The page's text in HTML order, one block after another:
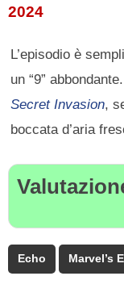
2024
L’episodio è
un “9”
Secret Invasion,
boccata d’aria
Echo Marvel’s